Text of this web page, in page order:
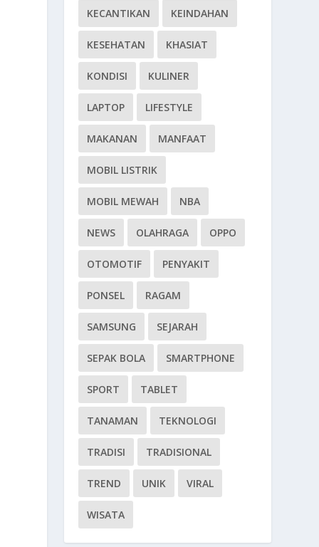
KECANTIKAN KEINDAHAN
KESEHATAN KHASIAT
KONDISI KULINER
LAPTOP LIFESTYLE
MAKANAN MANFAAT
MOBIL LISTRIK
MOBIL MEWAH NBA
NEWS OLAHRAGA OPPO
OTOMOTIF PENYAKIT
PONSEL RAGAM
SAMSUNG SEJARAH
SEPAK BOLA SMARTPHONE
SPORT TABLET
TANAMAN TEKNOLOGI
TRADISI TRADISIONAL
TREND UNIK VIRAL
WISATA